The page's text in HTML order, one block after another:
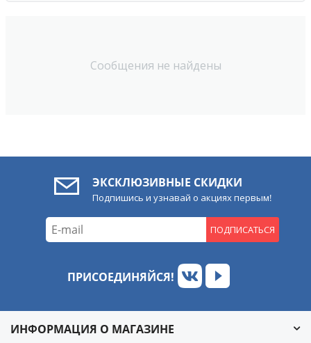
Сообщения не найдены
ЭКСКЛЮЗИВНЫЕ СКИДКИ
Подпишись и узнавай о акциях первым!
ПОДПИСАТЬСЯ
ПРИСОЕДИНЯЙСЯ!
ИНФОРМАЦИЯ О МАГАЗИНЕ